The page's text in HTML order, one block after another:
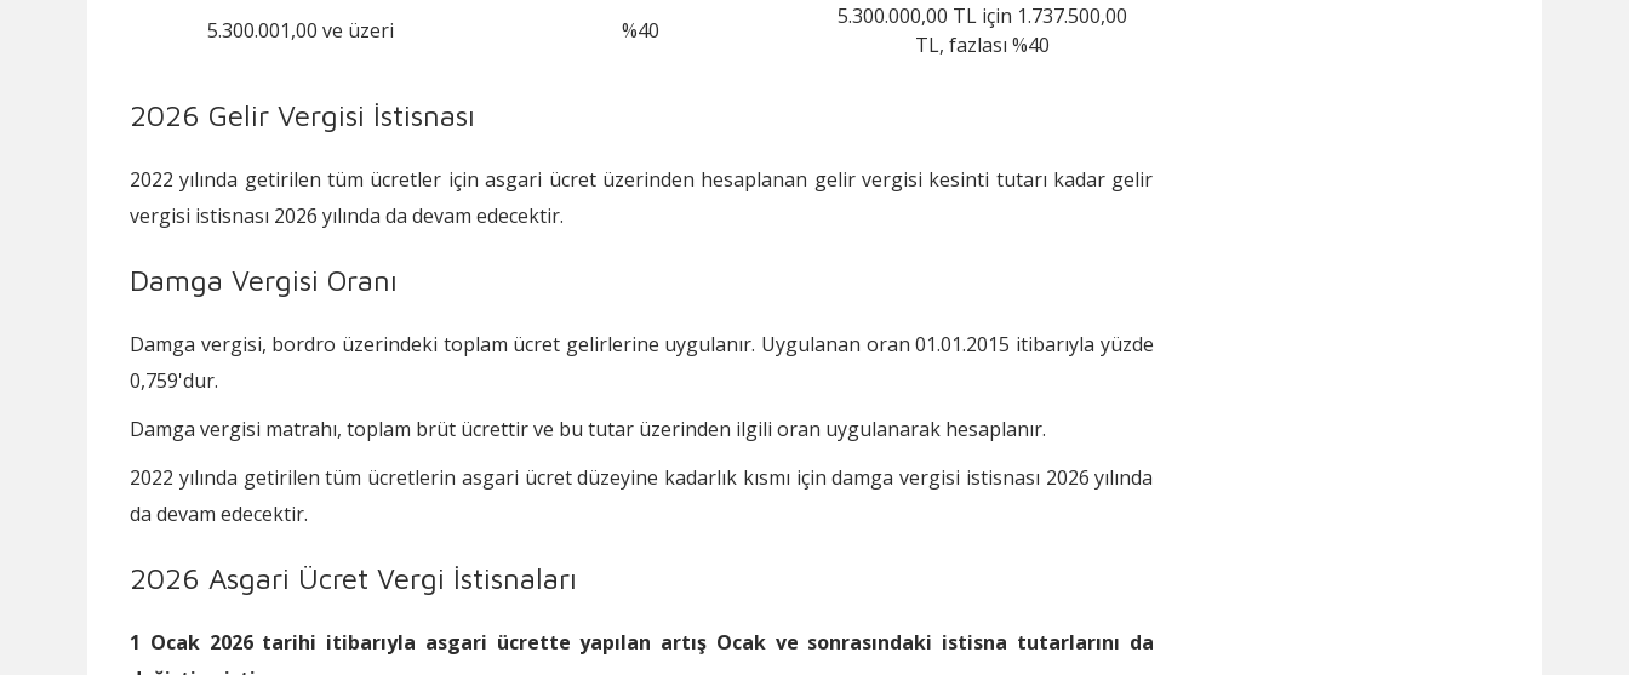
5.300.001,00 ve üzeri %40
5.300.000,00 TL için 1.737.500,00
TL, fazlası %40
2026 Gelir Vergisi İstisnası
2022 yılında getirilen tüm ücretler için asgari ücret üzerinden hesaplanan gelir vergisi kesinti tutarı kadar gelir
vergisi istisnası 2026 yılında da devam edecektir.
Damga Vergisi Oranı
Damga vergisi, bordro üzerindeki toplam ücret gelirlerine uygulanır. Uygulanan oran 01.01.2015 itibarıyla yüzde
0,759'dur.
Damga vergisi matrahı, toplam brüt ücrettir ve bu tutar üzerinden ilgili oran uygulanarak hesaplanır.
2022 yılında getirilen tüm ücretlerin asgari ücret düzeyine kadarlık kısmı için damga vergisi istisnası 2026 yılında
da devam edecektir.
2026 Asgari Ücret Vergi İstisnaları
1 Ocak 2026 tarihi itibarıyla asgari ücrette yapılan artış Ocak ve sonrasındaki istisna tutarlarını da